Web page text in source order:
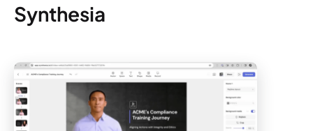
Synthesia